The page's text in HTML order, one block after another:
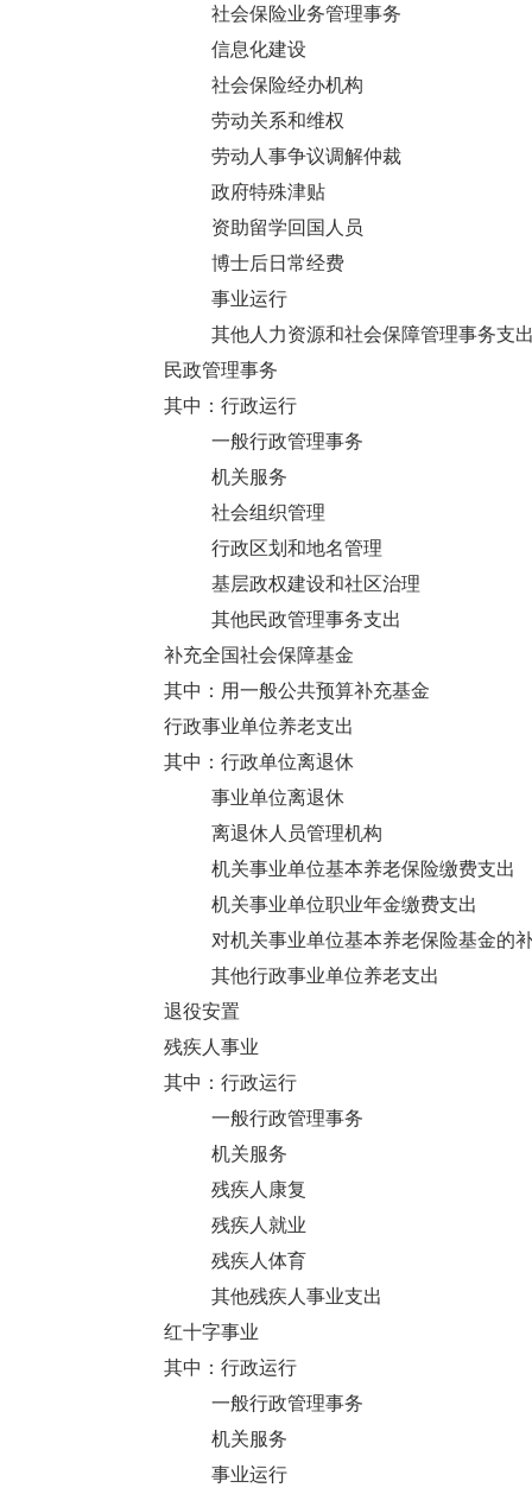
社会保险业务管理事务
信息化建设
社会保险经办机构
劳动关系和维权
劳动人事争议调解仲裁
政府特殊津贴
资助留学回国人员
博士后日常经费
事业运行
其他人力资源和社会保障管理事务支
民政管理事务
其中：行政运行
一般行政管理事务
机关服务
社会组织管理
行政区划和地名管理
基层政权建设和社区治理
其他民政管理事务支出
补充全国社会保障基金
其中：用一般公共预算补充基金
行政事业单位养老支出
其中：行政单位离退休
事业单位离退休
离退休人员管理机构
机关事业单位基本养老保险缴费支出
机关事业单位职业年金缴费支出
对机关事业单位基本养老保险基金的
其他行政事业单位养老支出
退役安置
残疾人事业
其中：行政运行
一般行政管理事务
机关服务
残疾人康复
残疾人就业
残疾人体育
其他残疾人事业支出
红十字事业
其中：行政运行
一般行政管理事务
机关服务
事业运行